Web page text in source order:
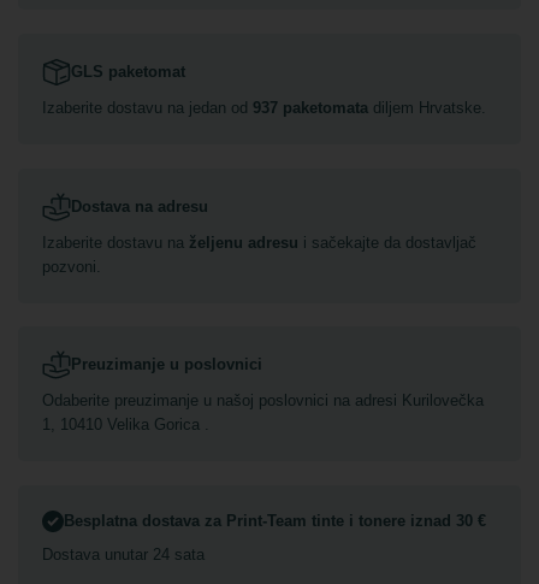
GLS paketomat
Izaberite dostavu na jedan od 937 paketomatadiljem Hrvatske.
Dostava na adresu
Izaberite dostavu na željenu adresu i sačekajte da dostavljač
pozvoni.
Preuzimanje u poslovnici
Odaberite preuzimanje u našoj poslovnici na adresi Kurilovečka
1, 10410 Velika Gorica .
Besplatna dostava za Print-Team tinte i tonere iznad 30 €
Dostava unutar 24 sata